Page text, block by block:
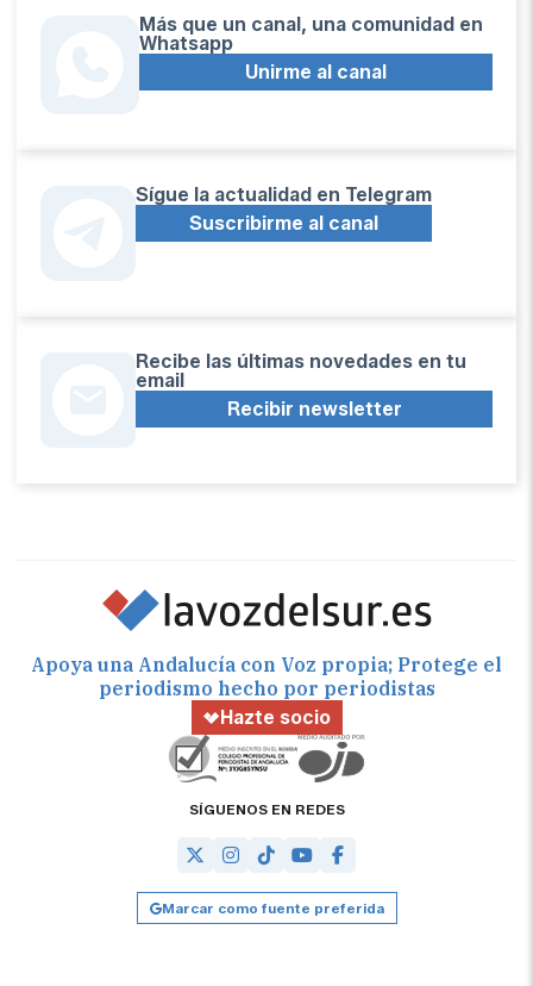
Más que un canal, una comunidad en
Whatsapp
Unirme al canal
Sígue la actualidad en Telegram
Suscribirme al canal
Recibe las últimas novedades en tu
email
Recibir newsletter
Apoya una Andalucía con Voz propia; Protege el
periodismo hecho por periodistas
Hazte socio
SÍGUENOS EN REDES
Marcar como fuente preferida